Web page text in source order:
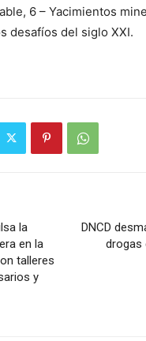
6 – Yacimientos
desafíos del siglo XXI.
la
en la
talleres
y
DNCD
drogas